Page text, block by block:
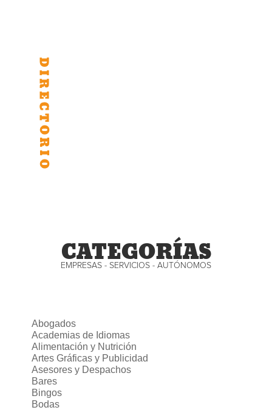
CATEGORÍAS
EMPRESAS - SERVICIOS - AUTÓNOMOS
Abogados
Academias de Idiomas
Alimentación y Nutrición
Artes Gráficas y Publicidad
Asesores y Despachos
Bares
Bingos
Bodas